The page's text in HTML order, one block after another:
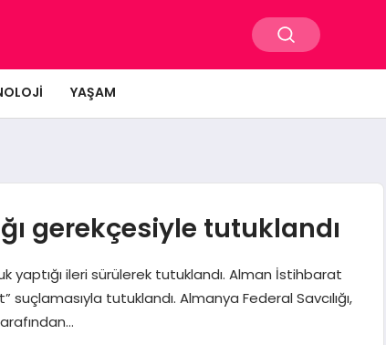
YAŞAM
gerekçesiyle tutuklandı
yaptığı ileri sürülerek tutuklandı. Alman İstihbarat
tutuklandı. Almanya Federal Savcılığı,